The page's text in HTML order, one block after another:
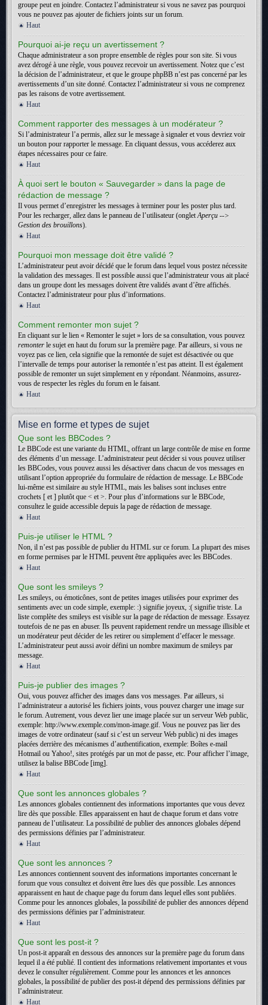
groupe peut en joindre. Contactez l’administrateur si vous ne savez pas pourquoi
vous ne pouvez pas ajouter de fichiers joints sur un forum.
Haut
Pourquoi ai-je reçu un avertissement ?
Chaque administrateur a son propre ensemble de règles pour son site. Si vous
avez dérogé à une règle, vous pouvez recevoir un avertissement. Notez que c’est
la décision de l’administrateur, et que le groupe phpBB n’est pas concerné par les
avertissements d’un site donné. Contactez l’administrateur si vous ne comprenez
pas les raisons de votre avertissement.
Haut
Comment rapporter des messages à un modérateur ?
Si l’administrateur l’a permis, allez sur le message à signaler et vous devriez voir
un bouton pour rapporter le message. En cliquant dessus, vous accéderez aux
étapes nécessaires pour ce faire.
Haut
À quoi sert le bouton « Sauvegarder » dans la page de
rédaction de message ?
Il vous permet d’enregistrer les messages à terminer pour les poster plus tard.
Pour les recharger, allez dans le panneau de l’utilisateur (ongletAperçu -->
Gestion des brouillons).
Haut
Pourquoi mon message doit être validé ?
L’administrateur peut avoir décidé que le forum dans lequel vous postez nécessite
la validation des messages. Il est possible aussi que l’administrateur vous ait placé
dans un groupe dont les messages doivent être validés avant d’être affichés.
Contactez l’administrateur pour plus d’informations.
Haut
Comment remonter mon sujet ?
En cliquant sur le lien « Remonter le sujet » lors de sa consultation, vous pouvez
remonter le sujet en haut du forum sur la première page. Par ailleurs, si vous ne
voyez pas ce lien, cela signifie que la remontée de sujet est désactivée ou que
l’intervalle de temps pour autoriser la remontée n’est pas atteint. Il est également
possible de remonter un sujet simplement en y répondant. Néanmoins, assurez-
vous de respecter les règles du forum en le faisant.
Haut
Mise en forme et types de sujet
Que sont les BBCodes ?
Le BBCode est une variante du HTML, offrant un large contrôle de mise en forme
des éléments d’un message. L’administrateur peut décider si vous pouvez utiliser
les BBCodes, vous pouvez aussi les désactiver dans chacun de vos messages en
utilisant l’option appropriée du formulaire de rédaction de message. Le BBCode
lui-même est similaire au style HTML, mais les balises sont incluses entre
crochets [ et ] plutôt que < et >. Pour plus d’informations sur le BBCode,
consultez le guide accessible depuis la page de rédaction de message.
Haut
Puis-je utiliser le HTML ?
Non, il n’est pas possible de publier du HTML sur ce forum. La plupart des mises
en forme permises par le HTML peuvent être appliquées avec les BBCodes.
Haut
Que sont les smileys ?
Les smileys, ou émoticônes, sont de petites images utilisées pour exprimer des
sentiments avec un code simple, exemple: :) signifie joyeux, :( signifie triste. La
liste complète des smileys est visible sur la page de rédaction de message. Essayez
toutefois de ne pas en abuser. Ils peuvent rapidement rendre un message illisible et
un modérateur peut décider de les retirer ou simplement d’effacer le message.
L’administrateur peut aussi avoir défini un nombre maximum de smileys par
message.
Haut
Puis-je publier des images ?
Oui, vous pouvez afficher des images dans vos messages. Par ailleurs, si
l’administrateur a autorisé les fichiers joints, vous pouvez charger une image sur
le forum. Autrement, vous devez lier une image placée sur un serveur Web public,
exemple: http://www.exemple.com/mon-image.gif. Vous ne pouvez pas lier des
images de votre ordinateur (sauf si c’est un serveur Web public) ni des images
placées derrière des mécanismes d’authentification, exemple: Boîtes e-mail
Hotmail ou Yahoo!, sites protégés par un mot de passe, etc. Pour afficher l’image,
utilisez la balise BBCode [img].
Haut
Que sont les annonces globales ?
Les annonces globales contiennent des informations importantes que vous devez
lire dès que possible. Elles apparaissent en haut de chaque forum et dans votre
panneau de l’utilisateur. La possibilité de publier des annonces globales dépend
des permissions définies par l’administrateur.
Haut
Que sont les annonces ?
Les annonces contiennent souvent des informations importantes concernant le
forum que vous consultez et doivent être lues dès que possible. Les annonces
apparaissent en haut de chaque page du forum dans lequel elles sont publiées.
Comme pour les annonces globales, la possibilité de publier des annonces dépend
des permissions définies par l’administrateur.
Haut
Que sont les post-it ?
Un post-it apparaît en dessous des annonces sur la première page du forum dans
lequel il a été publié. Il contient des informations relativement importantes et vous
devez le consulter régulièrement. Comme pour les annonces et les annonces
globales, la possibilité de publier des post-it dépend des permissions définies par
l’administrateur.
Haut